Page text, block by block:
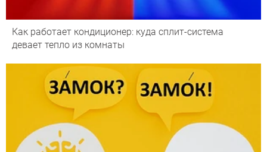
Как работает кондиционер: куда сплит-система
девает тепло из комнаты